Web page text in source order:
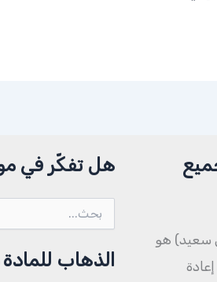
سعيد) هو
هل تفكّر في
عن:
الذهاب